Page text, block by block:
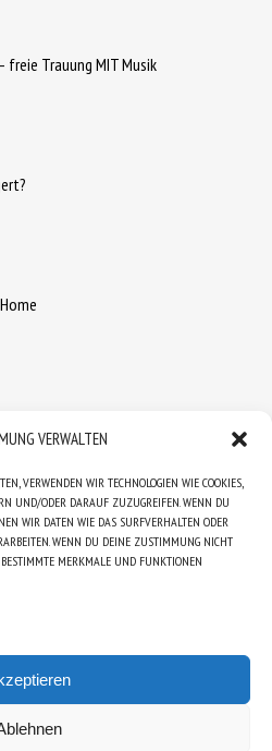
VERWALTEN
VERWENDEN WIR TECHNOLOGIEN WIE COOKIES,
UND/ODER DARAUF ZUZUGREIFEN. WENN DU
WIR DATEN WIE DAS SURFVERHALTEN ODER
WENN DU DEINE ZUSTIMMUNG NICHT
MERKMALE UND FUNKTIONEN
freie Trauung MIT Musik